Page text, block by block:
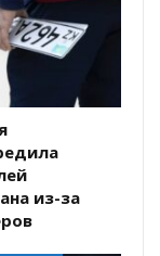
из-за